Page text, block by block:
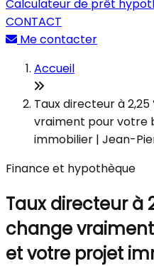
Calculateur de prêt
CONTACT
Me contacter
Accueil
Taux directeur à
vraiment pour votre
immobilier | Jean-
Finance et hypothèque
Taux directeur à
change
et votre projet